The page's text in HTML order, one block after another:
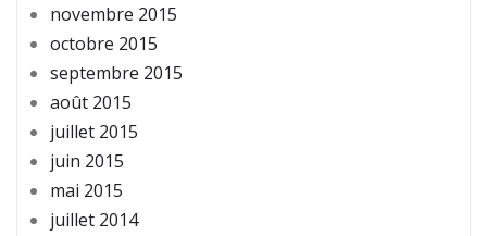
novembre 2015
octobre 2015
septembre 2015
août 2015
juillet 2015
juin 2015
mai 2015
juillet 2014